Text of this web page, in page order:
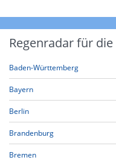
Regenradar für
Baden-Württemberg
Bayern
Berlin
Brandenburg
Bremen